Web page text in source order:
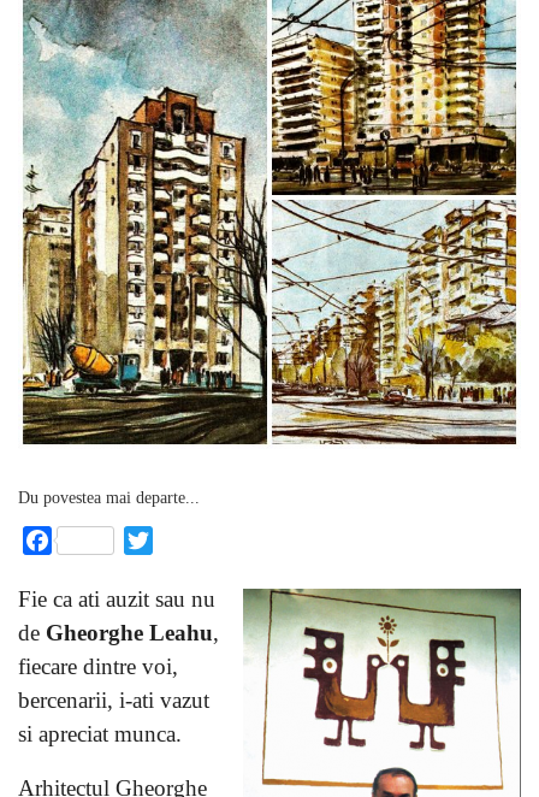
Du povestea mai departe...
Facebook
Fie ca ati auzit sau nu
de Gheorghe Leahu,
fiecare dintre voi,
bercenarii, i-ati vazut
si apreciat munca.
Arhitectul Gheorghe